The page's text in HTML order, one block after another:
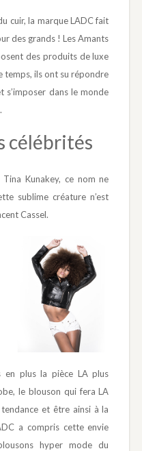
cuir, la marque LADC fait
des grands ! Les Amants
des produits de luxe
temps, ils ont su répondre
s’imposer dans le monde
célébrités
Kunakey, ce nom ne
sublime créature n’est
Cassel.
en plus la pièce LA plus
le blouson qui fera LA
et être ainsi à la
a compris cette envie
hyper mode du